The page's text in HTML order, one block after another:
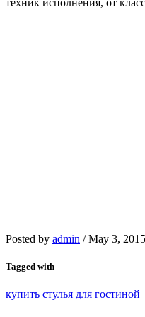
Posted by admin / May 3, 2015
Tagged with
купить стулья для гостиной